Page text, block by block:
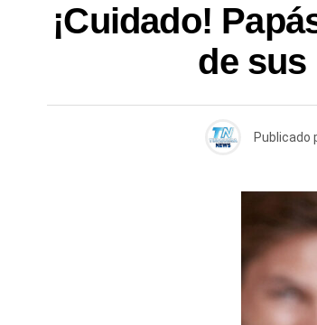
¡Cuidado!
de sus
Publicado